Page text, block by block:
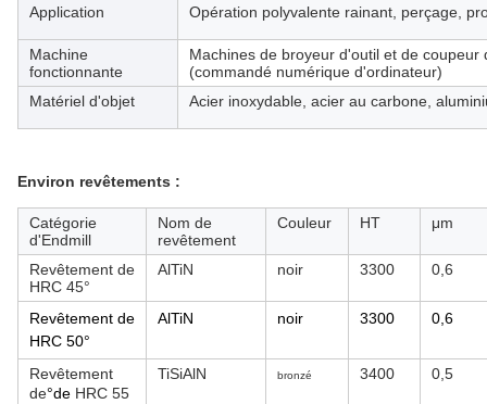
Application Opération polyvalente rainant, perçage,
Machine
fonctionnante
Machines de broyeur d'outil et de
(commandé numérique d'ordinateur)
Matériel d'objet
Acier inoxydable, acier au carbone,
Environ revêtements :
Catégorie
d'Endmill
Nom de
revêtement
Couleur HT μm
Revêtement de
HRC 45°
AlTiN noir 3300 0,6
Revêtement de
HRC 50°
AlTiN noir 3300 0,6
Revêtement
de°de HRC 55
TiSiAlN bronzé 3400 0,5